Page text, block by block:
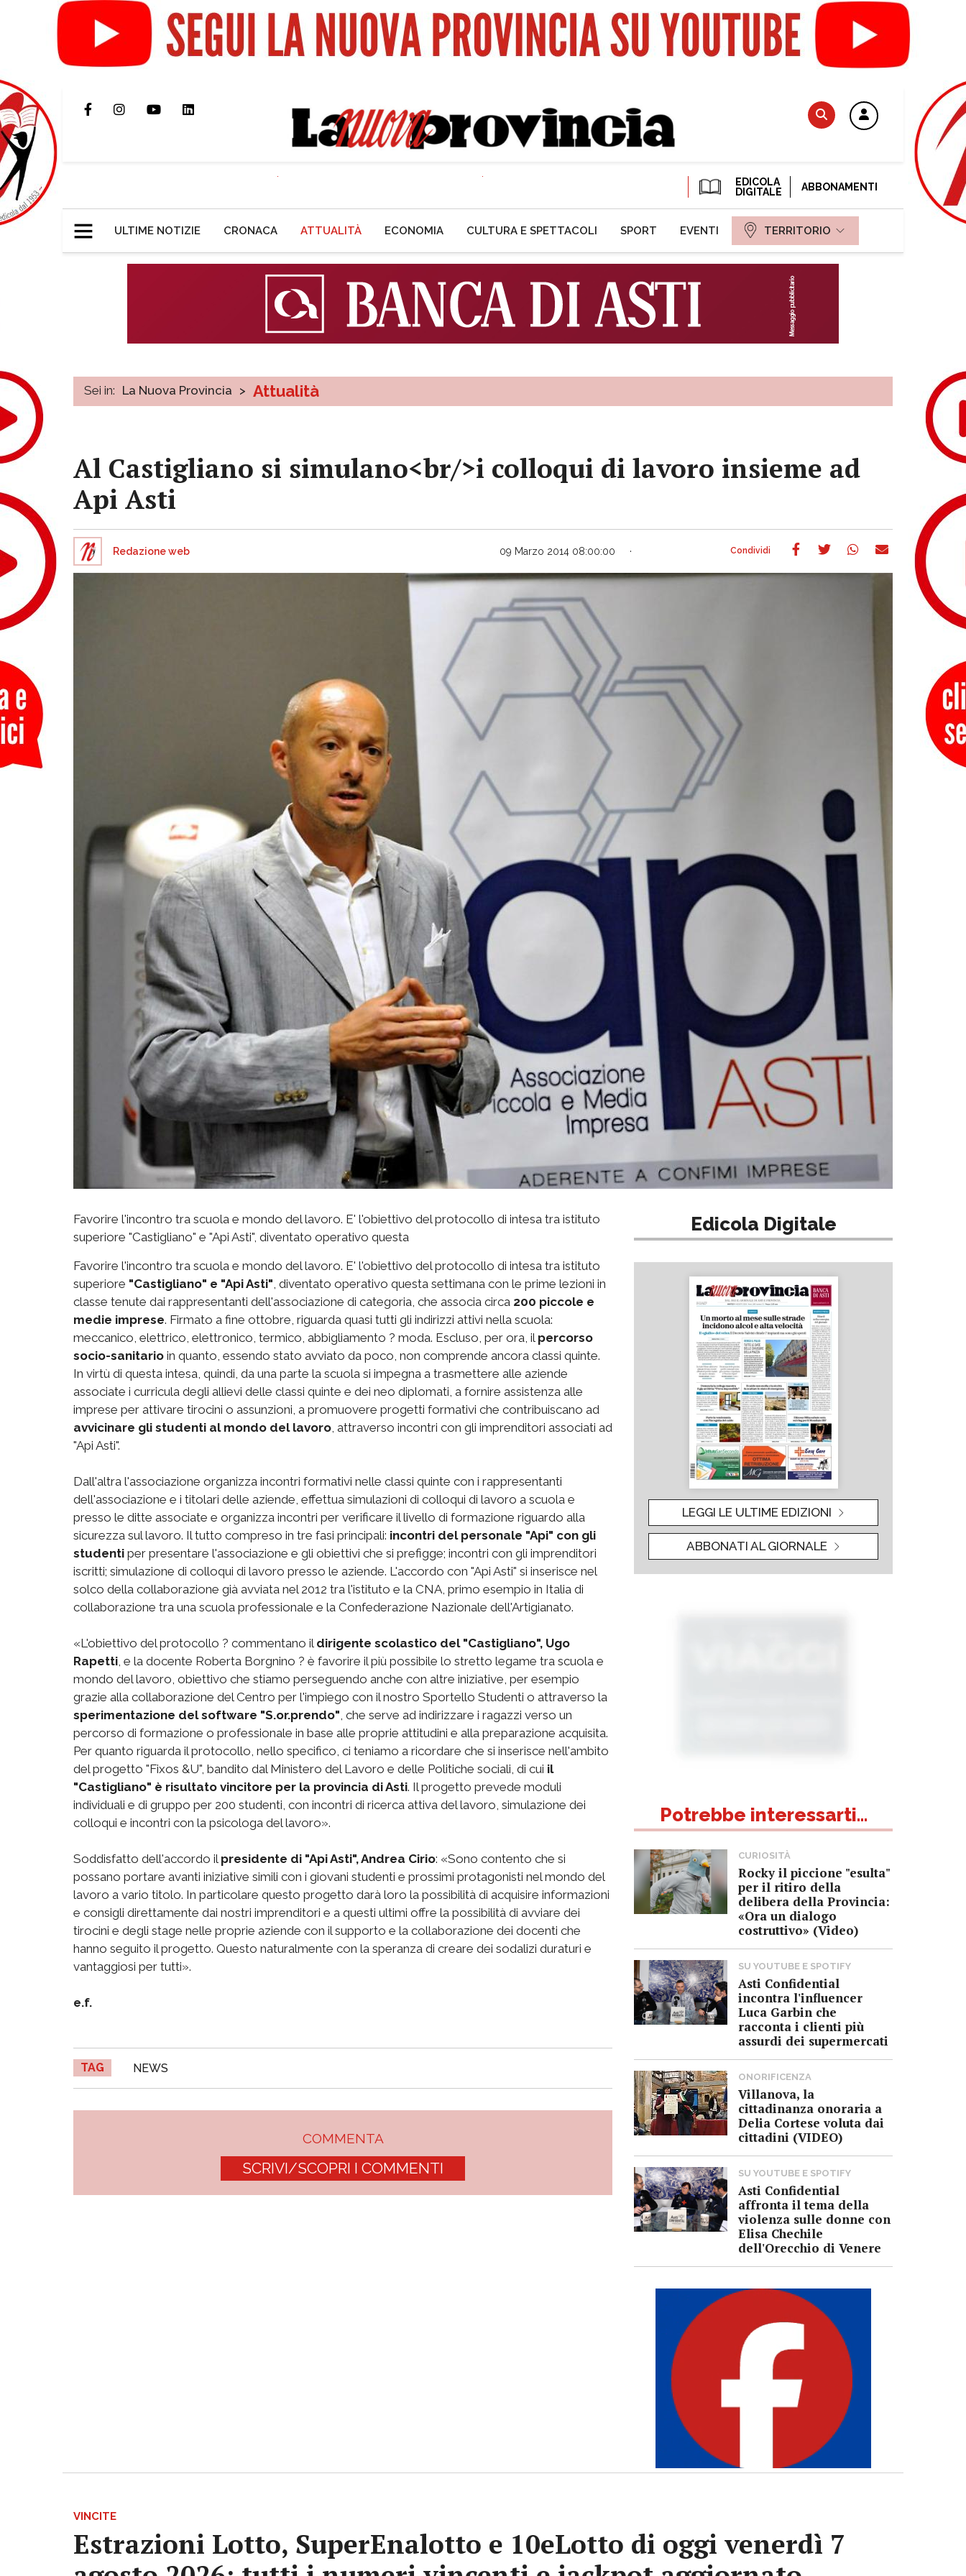
EDICOLA
DIGITALE
ABBONAMENTI
ULTIME NOTIZIE CRONACA ATTUALITÀ ECONOMIA CULTURA E SPETTACOLI SPORT EVENTI TERRITORIO
Sei in: La Nuova Provincia > Attualità
Al Castigliano si simulano<br/>i colloqui di lavoro insieme ad
Api Asti
Redazione web 09 Marzo 2014 08:00:00
Favorire l'incontro tra scuola e mondo del lavoro. E' l'obiettivo del protocollo di intesa tra istituto
superiore "Castigliano" e "Api Asti", diventato operativo questa
Favorire l'incontro tra scuola e mondo del lavoro. E' l'obiettivo del protocollo di intesa tra istituto
superiore "Castigliano" e "Api Asti" , diventato operativo questa settimana con le prime lezioni in
classe tenute dai rappresentanti dell'associazione di categoria, che associa circa 200 piccole e
medie imprese. Firmato a fine ottobre, riguarda quasi tutti gli indirizzi attivi nella scuola:
meccanico, elettrico, elettronico, termico, abbigliamento ? moda. Escluso, per ora, il percorso
socio-sanitario in quanto, essendo stato avviato da poco, non comprende ancora classi quinte.
In virtù di questa intesa, quindi, da una parte la scuola si impegna a trasmettere alle aziende
associate i curricula degli allievi delle classi quinte e dei neo diplomati, a fornire assistenza alle
imprese per attivare tirocini o assunzioni, a promuovere progetti formativi che contribuiscano ad
avvicinare gli studenti al mondo del lavoro , attraverso incontri con gli imprenditori associati ad
"Api Asti".
Dall'altra l'associazione organizza incontri formativi nelle classi quinte con i rappresentanti
dell'associazione e i titolari delle aziende, effettua simulazioni di colloqui di lavoro a scuola e
presso le ditte associate e organizza incontri per verificare il livello di formazione riguardo alla
sicurezza sul lavoro. Il tutto compreso in tre fasi principali: incontri del personale "Api" con gli
studenti per presentare l'associazione e gli obiettivi che si prefigge; incontri con gli imprenditori
iscritti; simulazione di colloqui di lavoro presso le aziende. L'accordo con "Api Asti" si inserisce nel
solco della collaborazione già avviata nel 2012 tra l'istituto e la CNA, primo esempio in Italia di
collaborazione tra una scuola professionale e la Confederazione Nazionale dell'Artigianato.
«L'obiettivo del protocollo ? commentano il dirigente scolastico del "Castigliano", Ugo
Rapetti , e la docente Roberta Borgnino ? è favorire il più possibile lo stretto legame tra scuola e
mondo del lavoro, obiettivo che stiamo perseguendo anche con altre iniziative, per esempio
grazie alla collaborazione del Centro per l'impiego con il nostro Sportello Studenti o attraverso la
sperimentazione del software "S.or.prendo" , che serve ad indirizzare i ragazzi verso un
percorso di formazione o professionale in base alle proprie attitudini e alla preparazione acquisita.
Per quanto riguarda il protocollo, nello specifico, ci teniamo a ricordare che si inserisce nell'ambito
del progetto "Fixos &U", bandito dal Ministero del Lavoro e delle Politiche sociali, di cui il
"Castigliano" è risultato vincitore per la provincia di Asti. Il progetto prevede moduli
individuali e di gruppo per 200 studenti, con incontri di ricerca attiva del lavoro, simulazione dei
colloqui e incontri con la psicologa del lavoro».
Soddisfatto dell'accordo il presidente di "Api Asti", Andrea Cirio: «Sono contento che si
possano portare avanti iniziative simili con i giovani studenti e prossimi protagonisti nel mondo del
lavoro a vario titolo. In particolare questo progetto darà loro la possibilità di acquisire informazioni
e consigli direttamente dai nostri imprenditori e a questi ultimi offre la possibilità di avviare dei
tirocini e degli stage nelle proprie aziende con il supporto e la collaborazione dei docenti che
hanno seguito il progetto. Questo naturalmente con la speranza di creare dei sodalizi duraturi e
vantaggiosi per tutti».
e.f.
TAG NEWS
COMMENTA
SCRIVI/SCOPRI I COMMENTI
Edicola Digitale
LEGGI LE ULTIME EDIZIONI
ABBONATI AL GIORNALE
Potrebbe interessarti...
CURIOSITÀ
Rocky il piccione "esulta"
per il ritiro della
delibera della Provincia:
«Ora un dialogo
costruttivo» (Video)
SU YOUTUBE E SPOTIFY
Asti Confidential
incontra l'influencer
Luca Garbin che
racconta i clienti più
assurdi dei supermercati
ONORIFICENZA
Villanova, la
cittadinanza onoraria a
Delia Cortese voluta dai
cittadini (VIDEO)
SU YOUTUBE E SPOTIFY
Asti Confidential
affronta il tema della
violenza sulle donne con
Elisa Chechile
dell'Orecchio di Venere
VINCITE
Estrazioni Lotto, SuperEnalotto e 10eLotto di oggi venerdì 7